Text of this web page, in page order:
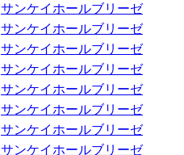
サンケイホールブリーゼ
サンケイホールブリーゼ
サンケイホールブリーゼ
サンケイホールブリーゼ
サンケイホールブリーゼ
サンケイホールブリーゼ
サンケイホールブリーゼ
サンケイホールブリーゼ